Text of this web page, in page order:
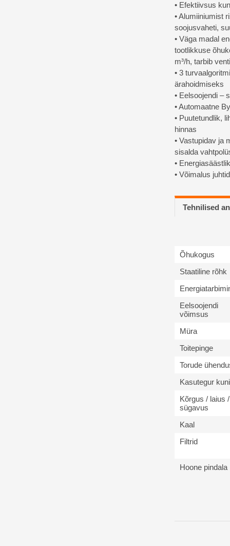
• Efektiivsus
• Alumiiniumist
soojusvaheti,
• Väga madal
tootlikkuse
m³/h, tarbib
• 3
ärahoidmiseks
• Eelsoojendi –
• Automaatne
• Puutetundlik,
hinnas
• Vastupidav ja
sisalda
•
• Võimalus
Tehnilised
Õhukogus
Staatiline rõhk
Eelsoojendi
võimsus
Müra
Toitepinge
Torude
Kasutegur
Kõrgus / laius /
sügavus
Kaal
Filtrid
Hoone pindala